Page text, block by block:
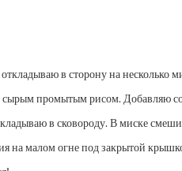
в сторону на несколько
промытым рисом. Добавляю
в сковороду. В миске
на малом огне под закрытой